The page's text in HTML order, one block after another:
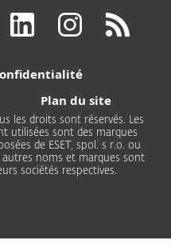
Plan du site
les droits sont réservés. Les
utilisées sont des marques
de ESET, spol. s r.o. ou
autres noms et marques sont
sociétés respectives.